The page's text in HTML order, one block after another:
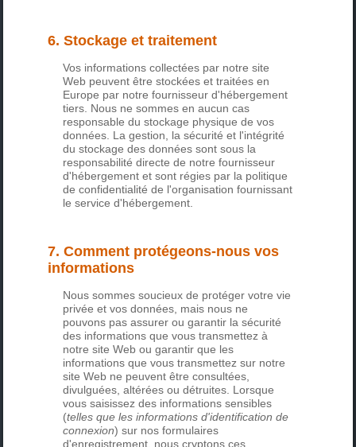
6. Stockage et traitement
Vos informations collectées par notre site
Web peuvent être stockées et traitées en
Europe par notre fournisseur d'hébergement
tiers. Nous ne sommes en aucun cas
responsable du stockage physique de vos
données. La gestion, la sécurité et l'intégrité
du stockage des données sont sous la
responsabilité directe de notre fournisseur
d'hébergement et sont régies par la politique
de confidentialité de l'organisation fournissant
le service d'hébergement.
7. Comment protégeons-nous vos
informations
Nous sommes soucieux de protéger votre vie
privée et vos données, mais nous ne
pouvons pas assurer ou garantir la sécurité
des informations que vous transmettez à
notre site Web ou garantir que les
informations que vous transmettez sur notre
site Web ne peuvent être consultées,
divulguées, altérées ou détruites. Lorsque
vous saisissez des informations sensibles
(telles que les informations d'identification de
connexion) sur nos formulaires
d'enregistrement, nous cryptons ces